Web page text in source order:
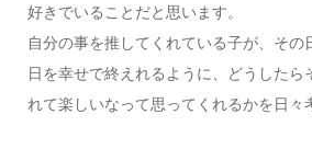
好きでいることだと思います。
自分の事を推してくれている子が、その
日を幸せで終えれるように、どうしたら
れて楽しいなって思ってくれるかを日々